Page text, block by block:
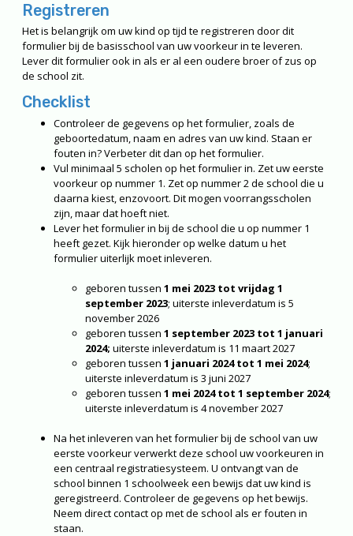
Registreren
Het is belangrijk om uw kind op tijd te registreren door dit
formulier bij de basisschool van uw voorkeur in te leveren.
Lever dit formulier ook in als er al een oudere broer of zus op
de school zit.
Checklist
Controleer de gegevens op het formulier, zoals de
geboortedatum, naam en adres van uw kind. Staan er
fouten in? Verbeter dit dan op het formulier.
Vul minimaal 5 scholen op het formulier in. Zet uw eerste
voorkeur op nummer 1. Zet op nummer 2 de school die u
daarna kiest, enzovoort. Dit mogen voorrangsscholen
zijn, maar dat hoeft niet.
Lever het formulier in bij de school die u op nummer 1
heeft gezet. Kijk hieronder op welke datum u het
formulier uiterlijk moet inleveren.
geboren tussen 1 mei 2023 tot vrijdag 1
september 2023; uiterste inleverdatum is 5
november 2026
geboren tussen 1 september 2023 tot 1 januari
2024; uiterste inleverdatum is 11 maart 2027
geboren tussen 1 januari 2024 tot 1 mei 2024;
uiterste inleverdatum is 3 juni 2027
geboren tussen 1 mei 2024 tot 1 september 2024;
uiterste inleverdatum is 4 november 2027
Na het inleveren van het formulier bij de school van uw
eerste voorkeur verwerkt deze school uw voorkeuren in
een centraal registratiesysteem. U ontvangt van de
school binnen 1 schoolweek een bewijs dat uw kind is
geregistreerd. Controleer de gegevens op het bewijs.
Neem direct contact op met de school als er fouten in
staan.